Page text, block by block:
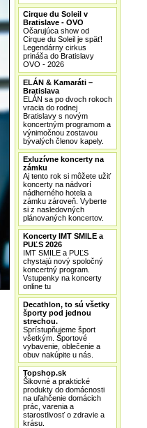
Cirque du Soleil v
Bratislave - OVO
Očarujúca show od
Cirque du Soleil je späť!
Legendárny cirkus
prináša do Bratislavy
OVO - 2026
ELÁN & Kamaráti –
Bratislava
ELÁN sa po dvoch rokoch
vracia do rodnej
Bratislavy s novým
koncertným programom a
výnimočnou zostavou
bývalých členov kapely.
Exluzívne koncerty na
zámku
Aj tento rok si môžete užiť
koncerty na nádvorí
nádherného hotela a
zámku zároveň. Vyberte
si z nasledovných
plánovaných koncertov.
Koncerty IMT SMILE a
PUĽS 2026
IMT SMILE a PUĽS
chystajú nový spoločný
koncertný program.
Vstupenky na koncerty
online tu
Decathlon, to sú všetky
športy pod jednou
strechou.
Sprístupňujeme šport
všetkým. Športové
vybavenie, oblečenie a
obuv nakúpite u nás.
Topshop.sk
Šikovné a praktické
produkty do domácnosti
na uľahčenie domácich
prác, varenia a
starostlivosť o zdravie a
krásu.